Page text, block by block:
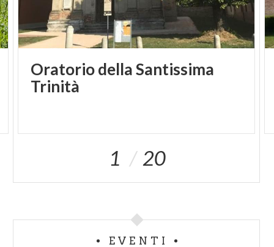
Oratorio della Santissima
Trinità
1 20
EVENTI